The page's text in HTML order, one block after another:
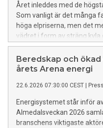
Året inleddes med de
Som vanligt är det många
höga elpriserna, men det
vädret i form av sträng
har varit omvända världen
kyla, lite vind, dåligt med
elpriserna säger
Beredskap och
årets Arena energi
22.6.2026 07:30:00 CEST |
Energisystemet står inför
Almedalsveckan 2026
branschens viktigaste